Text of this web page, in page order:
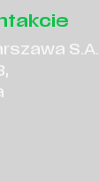
S.A.